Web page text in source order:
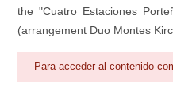
the "Cuatro Estaciones
(arrangement Duo Montes
Para acceder al contenido